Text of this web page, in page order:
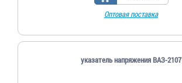
Оптовая поставка
указатель напряжения ВАЗ-2107